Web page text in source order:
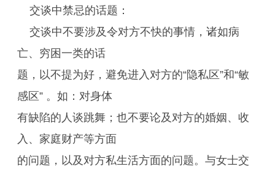
交谈中禁忌的话题：
交谈中不要涉及令对方不快的事情，诸如病
亡、穷困一类的话
题，以不提为好，避免进入对方的“隐私区”和“敏
感区” 。如：对身体
有缺陷的人谈跳舞；也不要论及对方的婚姻、收
入、家庭财产等方面
的问题，以及对方私生活方面的问题。与女士交